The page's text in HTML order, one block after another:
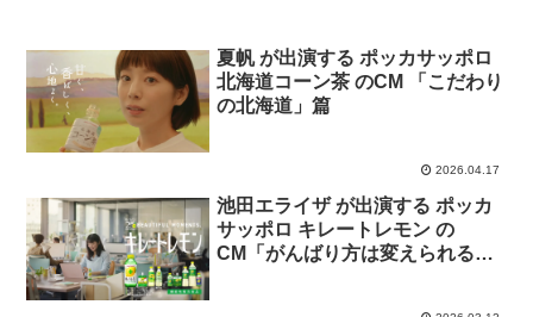
夏帆 が出演する ポッカサッポロ
北海道コーン茶 のCM 「こだわり
の北海道」篇
2026.04.17
池田エライザ が出演する ポッカ
サッポロ キレートレモン の
CM「がんばり方は変えられる」